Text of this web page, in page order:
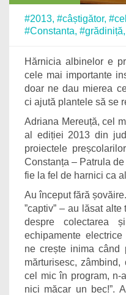
#2013, #câștigător,
#Constanta, #grădiniță,
Hărnicia albinelor e
cele mai importante
doar ne dau mierea
ci ajută plantele să se
Adriana Mereuță, cel
al ediției 2013 din
proiectele
Constanța – Patrula
fie la fel de harnici ca
Au început fără
”captiv” – au lăsat
despre colectarea
echipamente
ne crește inima când
mărturisesc,
cel mic în program, n-
nici măcar un bec!”.